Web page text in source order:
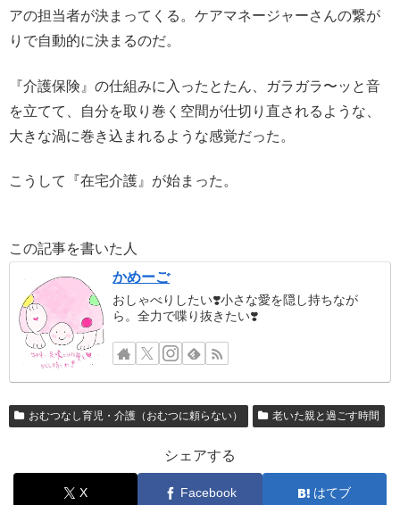
アの担当者が決まってくる。ケアマネージャーさんの繋が
りで自動的に決まるのだ。
『介護保険』の仕組みに入ったとたん、ガラガラ〜ッと音
を立てて、自分を取り巻く空間が仕切り直されるような、
大きな渦に巻き込まれるような感覚だった。
こうして『在宅介護』が始まった。
この記事を書いた人
かめーご
おしゃべりしたい❣️小さな愛を隠し持ちなが
ら。全力で喋り抜きたい❣️
おむつなし育児・介護（おむつに頼らない） 老いた親と過ごす時間
シェアする
X Facebook はてブ